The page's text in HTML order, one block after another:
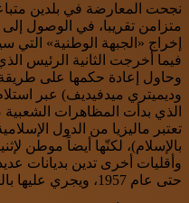
نجحت المعارضة في بلدين
متزامن تقريبا، في الوصول
إخراج «الجبهة الوطنية»
فيما أخرجت الثانية الرئيس
وحاول إعادة حكمها على طريقة
وديميتري ميدفيديف) عبر
الذي بدأت المظاهرات
بالإسلام)، لكنّها أيضاً موطن
وأقليات أخرى تدين بديانات
حتى عام 1957، ويجري عليها بالتالي ما جرى